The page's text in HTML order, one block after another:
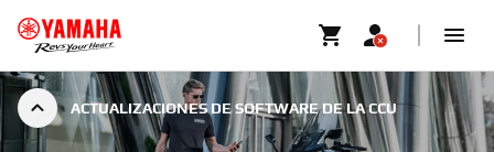
ACTUALIZACIONES DE SOFTWARE DE LA CCU